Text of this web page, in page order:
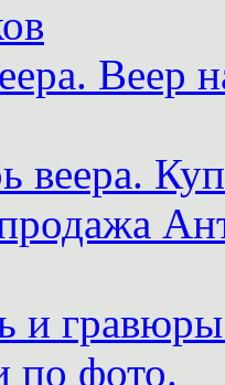
Веер
веера.
и
по фото.